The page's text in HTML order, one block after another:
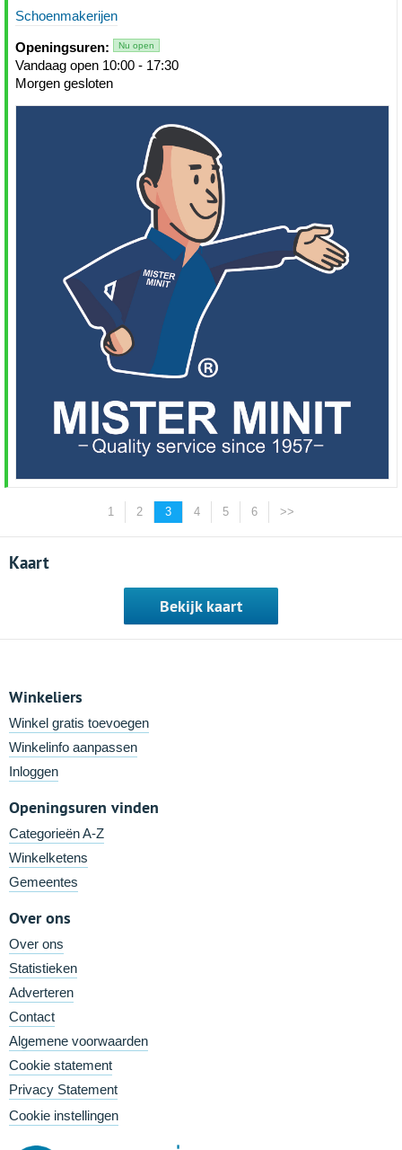
Schoenmakerijen
Openingsuren: Nu open
Vandaag open 10:00 - 17:30
Morgen gesloten
1 2 3 4 5 6 >>
Kaart
Bekijk kaart
Winkeliers
Winkel gratis toevoegen
Winkelinfo aanpassen
Inloggen
Openingsuren vinden
Categorieën A-Z
Winkelketens
Gemeentes
Over ons
Over ons
Statistieken
Adverteren
Contact
Algemene voorwaarden
Cookie statement
Privacy Statement
Cookie instellingen